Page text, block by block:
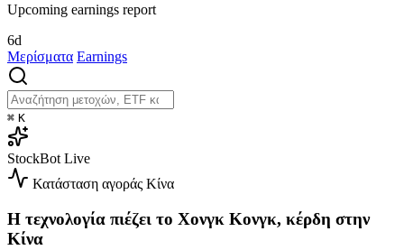
Upcoming earnings report
6d
Μερίσματα Earnings
⌘ K
StockBot Live
Κατάσταση αγοράς Κίνα
Η τεχνολογία πιέζει το Χονγκ Κονγκ, κέρδη στην
Κίνα